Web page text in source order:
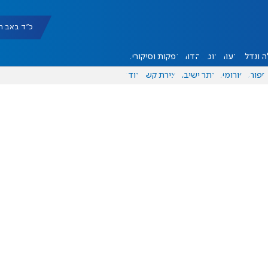
כ"ד באב תשפ"ו
ונדל"ן דעות אוכל יהדות הפקות וסיקורים
ספורט פורומים אתר ישיבה יצירת קשר עוד